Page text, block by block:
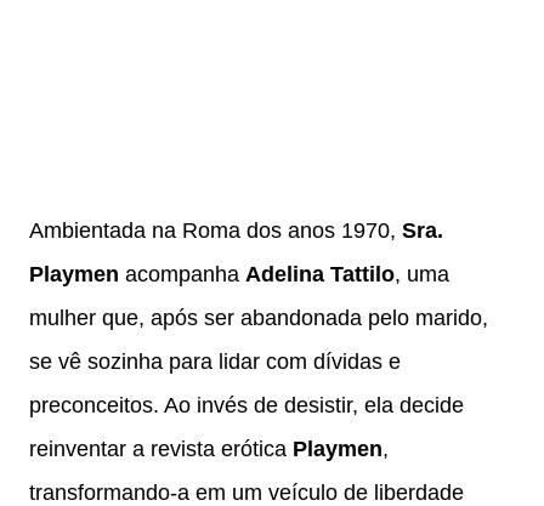
Ambientada na Roma dos anos 1970, Sra.
Playmen acompanha Adelina Tattilo, uma
mulher que, após ser abandonada pelo marido,
se vê sozinha para lidar com dívidas e
preconceitos. Ao invés de desistir, ela decide
reinventar a revista erótica Playmen,
transformando-a em um veículo de liberdade